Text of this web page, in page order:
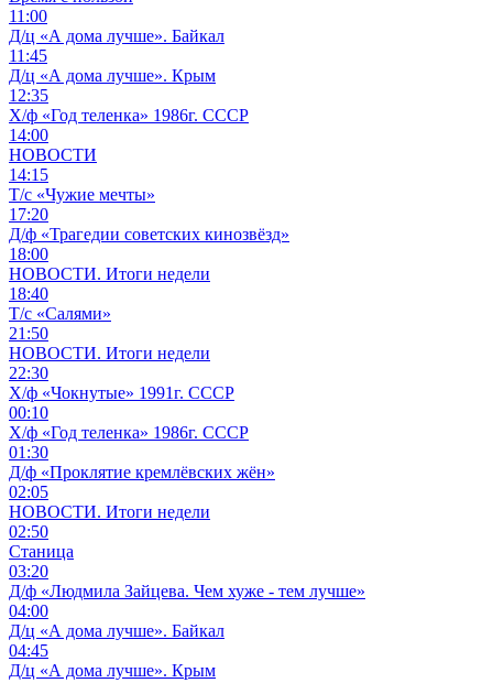
11:00
Д/ц «А дома лучше». Байкал
11:45
Д/ц «А дома лучше». Крым
12:35
Х/ф «Год теленка» 1986г. СССР
14:00
НОВОСТИ
14:15
Т/с «Чужие мечты»
17:20
Д/ф «Трагедии советских кинозвёзд»
18:00
НОВОСТИ. Итоги недели
18:40
Т/с «Салями»
21:50
НОВОСТИ. Итоги недели
22:30
Х/ф «Чокнутые» 1991г. СССР
00:10
Х/ф «Год теленка» 1986г. СССР
01:30
Д/ф «Проклятие кремлёвских жён»
02:05
НОВОСТИ. Итоги недели
02:50
Станица
03:20
Д/ф «Людмила Зайцева. Чем хуже - тем лучше»
04:00
Д/ц «А дома лучше». Байкал
04:45
Д/ц «А дома лучше». Крым